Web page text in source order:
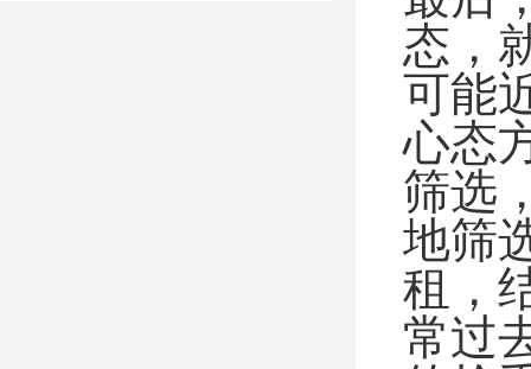
态，
可能
心态
筛选
地筛
租，
常过